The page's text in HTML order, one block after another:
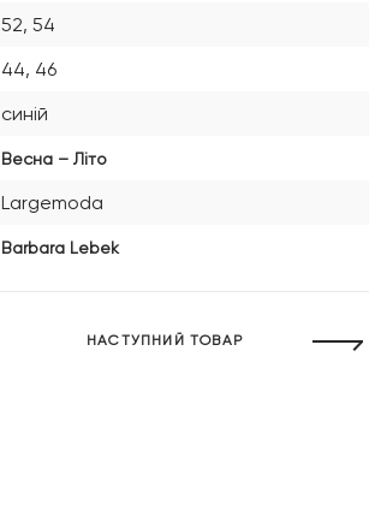
52, 54
44, 46
синій
Весна – Літо
Largemoda
Barbara Lebek
НАСТУПНИЙ ТОВАР